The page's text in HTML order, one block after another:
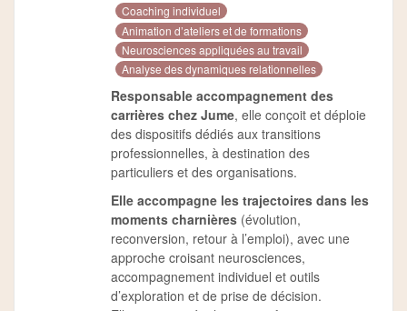
Coaching individuel
Animation d’ateliers et de formations
Neurosciences appliquées au travail
Analyse des dynamiques relationnelles
Responsable accompagnement des
carrières chez Jume, elle conçoit et déploie
des dispositifs dédiés aux transitions
professionnelles, à destination des
particuliers et des organisations.
Elle accompagne les trajectoires dans les
moments charnières (évolution,
reconversion, retour à l’emploi), avec une
approche croisant neurosciences,
accompagnement individuel et outils
d’exploration et de prise de décision.